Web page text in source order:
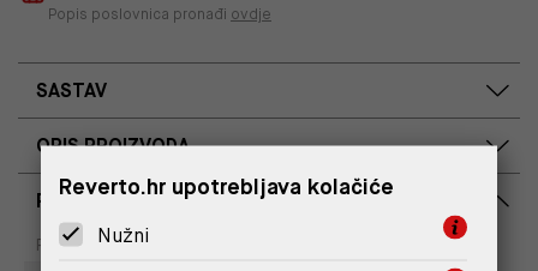
Popis poslovnica pronađi ovdje
SASTAV
OPIS PROIZVODA
RASPOLOŽIVOST PO POSLOVNICAMA
Poslovnica
Na upit
Reverto.hr upotrebljava kolačiće
Nužni